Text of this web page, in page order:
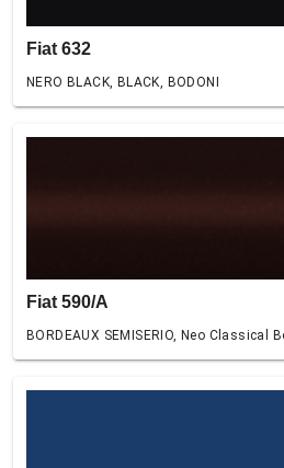
Fiat 632
NERO BLACK, BLACK, BODONI
Fiat 590/A
BORDEAUX SEMISERIO, Neo Classical